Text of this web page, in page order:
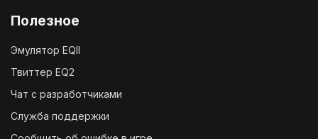
Полезное
Эмулятор EQII
Твиттер EQ2
Чат с разработчиками
Служба поддержки